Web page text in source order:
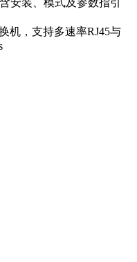
安装、模式及参数指引
机，支持多速率RJ45与